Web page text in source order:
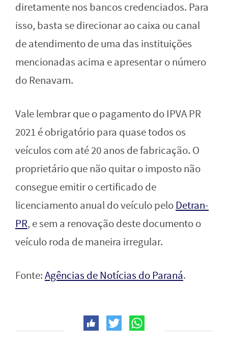
diretamente nos bancos credenciados. Para
isso, basta se direcionar ao caixa ou canal
de atendimento de uma das instituições
mencionadas acima e apresentar o número
do Renavam.
Vale lembrar que o pagamento do IPVA PR
2021 é obrigatório para quase todos os
veículos com até 20 anos de fabricação. O
proprietário que não quitar o imposto não
consegue emitir o certificado de
licenciamento anual do veículo peloDetran-
PR, e sem a renovação deste documento o
veículo roda de maneira irregular.
Fonte:Agências de Notícias do Paraná.